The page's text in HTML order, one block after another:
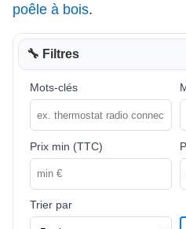
poêle à bois.
🔧 Filtres
Mots-clés
Prix min (TTC)
Trier par